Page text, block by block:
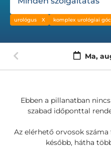
urológus komplex urológiai
Ma,
Ebben a pillanatban
szabad időponttal
Az elérhető orvosok
később, hátha